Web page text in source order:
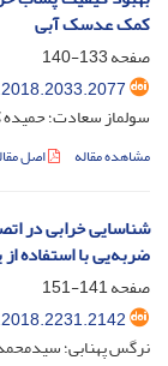
کمک عدسک آبی
صفحه133-140
سولماز سعادت؛
مشاهده مقاله اصل
شناسایی خرابی در
ضربه‌یی با استفاده
صفحه141-151
نرگس پهنابی؛